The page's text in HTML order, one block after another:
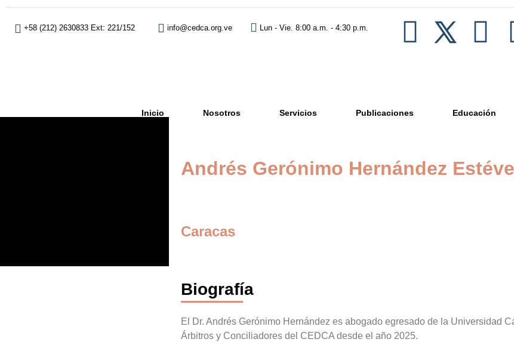
+58 (212) 2630833 Ext: 221/152 info@cedca.org.ve Lun - Vie. 8:00 a.m. - 4:30 p.m.
Inicio Nosotros Servicios Publicaciones Educación
Andrés Gerónimo Hernández
Caracas
Biografía
El Dr. Andrés Gerónimo Hernández es abogado egresado de la Universidad
Árbitros y Conciliadores del CEDCA desde el año 2025.